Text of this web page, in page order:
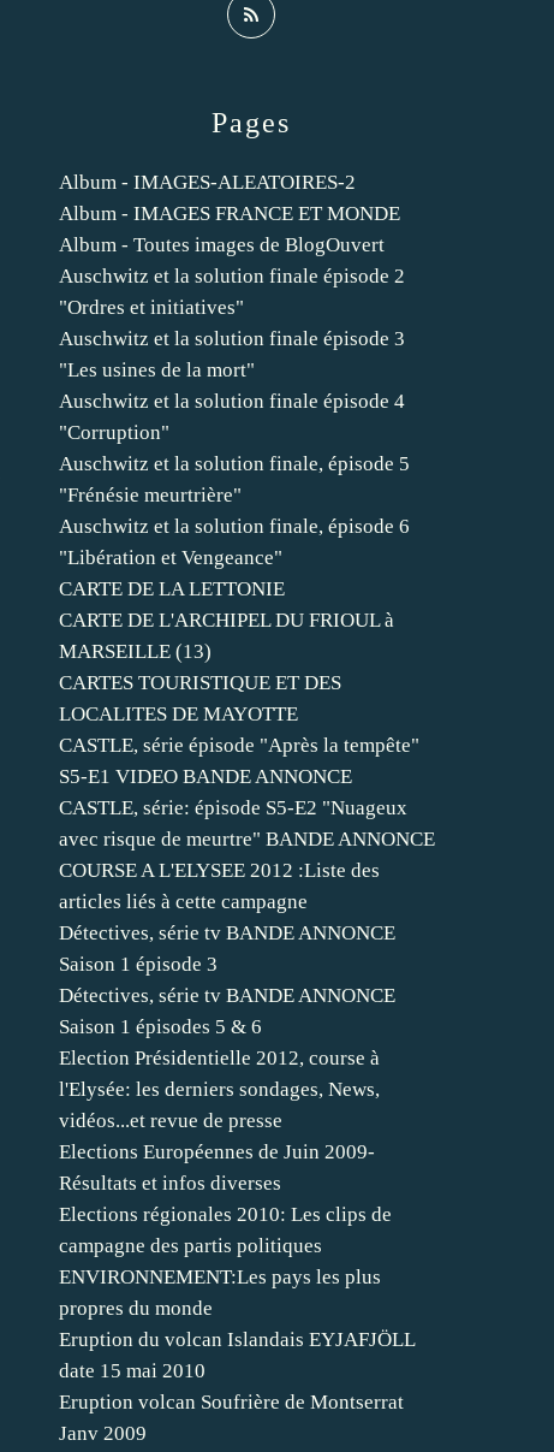
Pages
Album - IMAGES-ALEATOIRES-2
Album - IMAGES FRANCE ET MONDE
Album - Toutes images de BlogOuvert
Auschwitz et la solution finale épisode 2
"Ordres et initiatives"
Auschwitz et la solution finale épisode 3
"Les usines de la mort"
Auschwitz et la solution finale épisode 4
"Corruption"
Auschwitz et la solution finale, épisode 5
"Frénésie meurtrière"
Auschwitz et la solution finale, épisode 6
"Libération et Vengeance"
CARTE DE LA LETTONIE
CARTE DE L'ARCHIPEL DU FRIOUL à
MARSEILLE (13)
CARTES TOURISTIQUE ET DES
LOCALITES DE MAYOTTE
CASTLE, série épisode "Après la tempête"
S5-E1 VIDEO BANDE ANNONCE
CASTLE, série: épisode S5-E2 "Nuageux
avec risque de meurtre" BANDE ANNONCE
COURSE A L'ELYSEE 2012 :Liste des
articles liés à cette campagne
Détectives, série tv BANDE ANNONCE
Saison 1 épisode 3
Détectives, série tv BANDE ANNONCE
Saison 1 épisodes 5 & 6
Election Présidentielle 2012, course à
l'Elysée: les derniers sondages, News,
vidéos...et revue de presse
Elections Européennes de Juin 2009-
Résultats et infos diverses
Elections régionales 2010: Les clips de
campagne des partis politiques
ENVIRONNEMENT:Les pays les plus
propres du monde
Eruption du volcan Islandais EYJAFJÖLL
date 15 mai 2010
Eruption volcan Soufrière de Montserrat
Janv 2009